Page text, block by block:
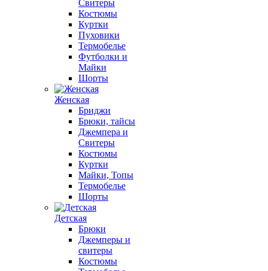
Свитеры
Костюмы
Куртки
Пуховики
Термобелье
Футболки и
Майки
Шорты
Женская
Бриджи
Брюки, тайсы
Джемпера и
Свитеры
Костюмы
Куртки
Майки, Топы
Термобелье
Шорты
Детская
Брюки
Джемперы и
свитеры
Костюмы